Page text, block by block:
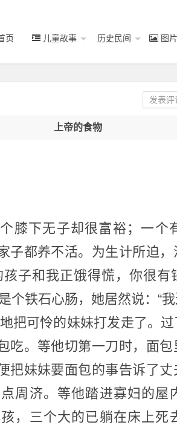
页 儿童故事 历史民间 图片
上帝的食物
膝下无子却很富裕；一个
子都养不活。为生计所迫，
孩子和我正饿得慌，你很有
个铁石心肠，她居然说：“
把可怜的妹妹打发走了。
吃。等他切第一刀时，面
把妹妹要面包的事告诉了
周济。等他踏进寡妇的屋
，三个大的已躺在床上死
发表评